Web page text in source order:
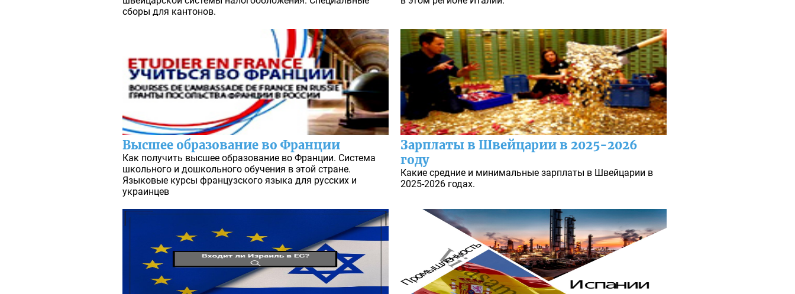
сборы для кантонов.
Высшее образование во Франции
Как получить высшее образование во Франции. Система
школьного и дошкольного обучения в этой стране.
Языковые курсы французского языка для русских и
украинцев
Зарплаты в Швейцарии в 2025-2026
году
Какие средние и минимальные зарплаты в Швейцарии в
2025-2026 годах.